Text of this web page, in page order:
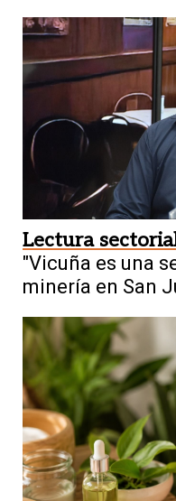
Lectura
"Vicuña es una
minería en San